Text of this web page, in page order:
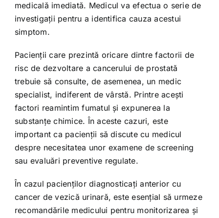
medicală imediată. Medicul va efectua o serie de
investigații pentru a identifica cauza acestui
simptom.
Pacienții care prezintă oricare dintre factorii de
risc de dezvoltare a cancerului de prostată
trebuie să consulte, de asemenea, un medic
specialist, indiferent de vârstă. Printre acești
factori reamintim fumatul și expunerea la
substanțe chimice. În aceste cazuri, este
important ca pacienții să discute cu medicul
despre necesitatea unor examene de screening
sau evaluări preventive regulate.
În cazul pacienților diagnosticați anterior cu
cancer de vezică urinară, este esențial să urmeze
recomandările medicului pentru monitorizarea și